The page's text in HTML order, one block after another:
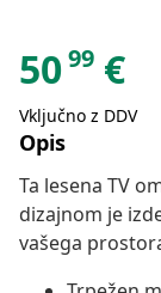
5099 €
Vključno z DDV
Opis
Ta lesena TV
dizajnom je
vašega